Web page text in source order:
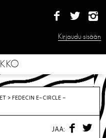
Kirjaudu sisään
> FEDECIN E-CIRCLE -
JAA:
F
A